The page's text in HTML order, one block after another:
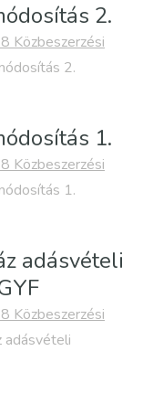
2.
Közbeszerzési
2.
1.
Közbeszerzési
1.
adásvételi
Közbeszerzési
adásvételi